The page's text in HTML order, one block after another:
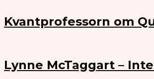
Kvantprofessorn om
Lynne McTaggart –